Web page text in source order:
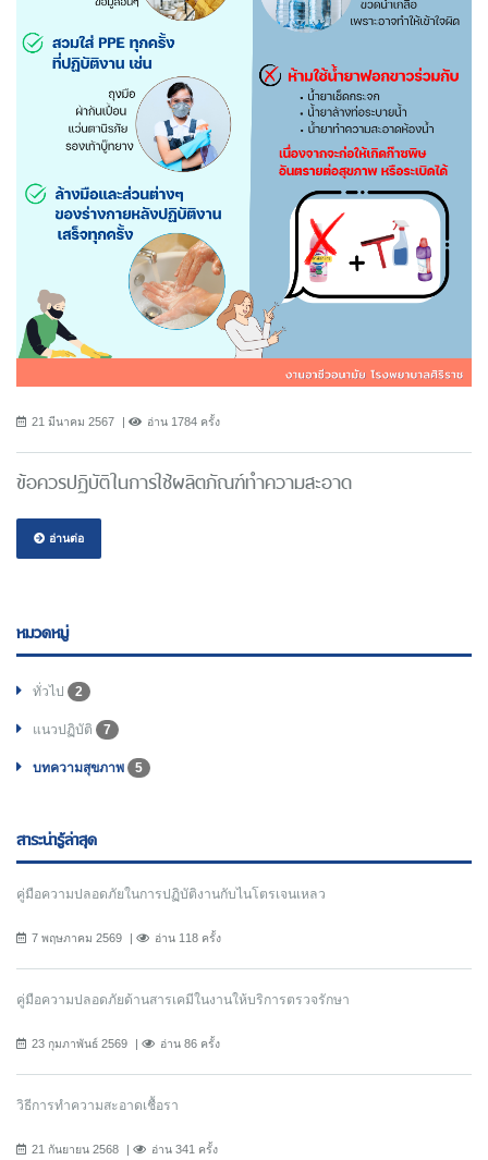
21 มีนาคม 2567 อ่าน 1784 ครั้ง
ข้อควรปฏิบัติในการใช้ผลิตภัณฑ์ทำความสะอาด
อ่านต่อ
หมวดหมู่
ทั่วไป 2
แนวปฏิบัติ 7
บทความสุขภาพ 5
สาระน่ารู้ล่าสุด
คู่มือความปลอดภัยในการปฏิบัติงานกับไนโตรเจนเหลว
7 พฤษภาคม 2569 อ่าน 118 ครั้ง
คู่มือความปลอดภัยด้านสารเคมีในงานให้บริการตรวจรักษา
23 กุมภาพันธ์ 2569 อ่าน 86 ครั้ง
วิธีการทำความสะอาดเชื้อรา
21 กันยายน 2568 อ่าน 341 ครั้ง